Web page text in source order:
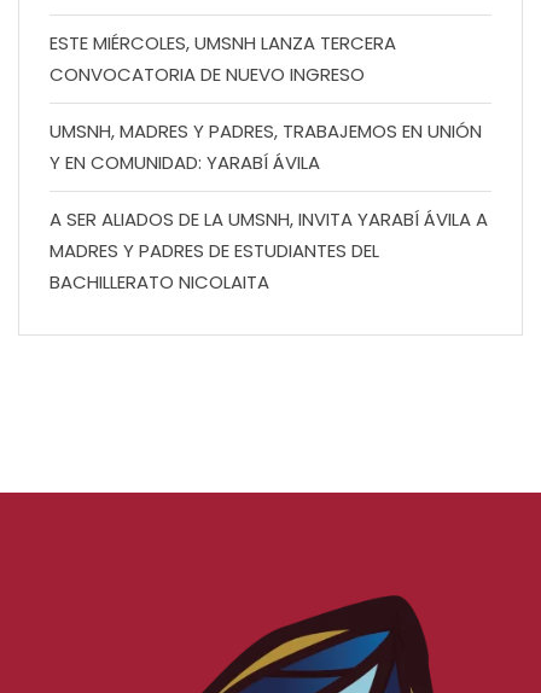
ESTE MIÉRCOLES, UMSNH LANZA TERCERA
CONVOCATORIA DE NUEVO INGRESO
UMSNH, MADRES Y PADRES, TRABAJEMOS EN UNIÓN
Y EN COMUNIDAD: YARABÍ ÁVILA
A SER ALIADOS DE LA UMSNH, INVITA YARABÍ ÁVILA A
MADRES Y PADRES DE ESTUDIANTES DEL
BACHILLERATO NICOLAITA